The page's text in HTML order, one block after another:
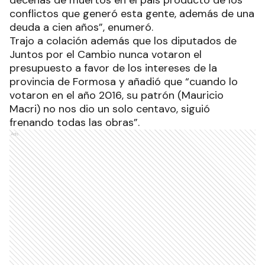
conflictos que generó esta gente, además de una
deuda a cien años”, enumeró.
Trajo a colación además que los diputados de
Juntos por el Cambio nunca votaron el
presupuesto a favor de los intereses de la
provincia de Formosa y añadió que “cuando lo
votaron en el año 2016, su patrón (Mauricio
Macri) no nos dio un solo centavo, siguió
frenando todas las obras”.
Ads